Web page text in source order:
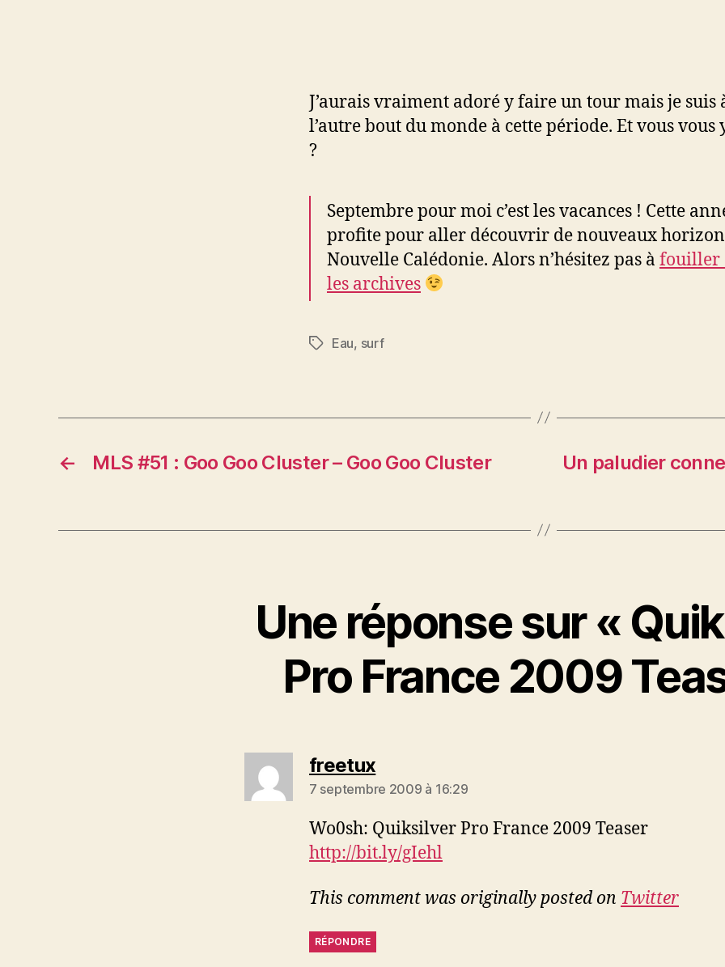
J’aurais vraiment adoré y faire un tour mais je suis
l’autre bout du monde à cette période. Et vous vous
?
Septembre pour moi c’est les vacances ! Cette
profite pour aller découvrir de nouveaux
Nouvelle Calédonie. Alors n’hésitez pas à fouiller
les archives
Étiquettes
Eau, surf
← MLS #51 : Goo Goo Cluster – Goo Goo Cluster Un paludier
Une réponse sur «
Pro France 2009
freetuxdit :
7 septembre 2009 à 16:29
Wo0sh: Quiksilver Pro France 2009 Teaser
http://bit.ly/gIehl
This comment was originally posted on Twitter
RÉPONDRE